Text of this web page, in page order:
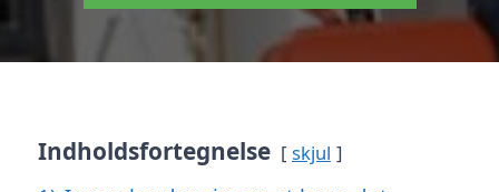
Indholdsfortegnelse skjul